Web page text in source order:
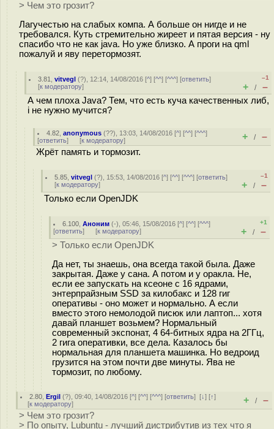
> Чем это грозит?
Лагучестью на слабых компа. А больше он нигде и не
требовался. Куть стремительно жиреет и пятая версия - ну
спасибо что не как java. Но уже близко. А проги на qml
пожалуй и яву перетормозят.
3.81 ,vitvegl (?), 12:14, 14/08/2016 [^] [^^] [^^^] [ответить]
[к модератору]
–1
+ / –
А чем плоха Java? Тем, что есть куча качественных либ,
і не нужно мучится?
4.82 ,anonymous (??), 13:03, 14/08/2016 [^] [^^] [^^^]
[ответить] [к модератору] + / –
Жрёт память и тормозит.
5.85 ,vitvegl (?), 15:53, 14/08/2016 [^] [^^] [^^^] [ответить]
[к модератору]
–1
+ / –
Только если OpenJDK
6.100 ,Аноним (-), 05:46, 15/08/2016 [^] [^^] [^^^]
[ответить] [к модератору]
+1
+ / –
> Только если OpenJDK
Да нет, ты знаешь, она всегда такой была. Даже
закрытая. Даже у сана. А потом и у оракла. Не,
если ее запускать на ксеоне с 16 ядрами,
энтерпрайзным SSD за килобакс и 128 гиг
оперативы - оно может и нормально. А если
вместо этого немолодой писюк или лаптоп... хотя
давай планшет возьмем? Нормальный
современный экспонат, 4 64-битных ядра на 2ГГц,
2 гига оперативки, все дела. Казалось бы
нормальная для планшета машинка. Но ведроид
грузится на этом почти две минуты. Ява не
тормозит, по любому.
2.80 ,Ergil (?), 09:40, 14/08/2016 [^] [^^] [^^^] [ответить][↓] [↑]
[к модератору] + / –
> Чем это грозит?
> По опыту, Lubuntu - лучший дистрибутив из тех что я